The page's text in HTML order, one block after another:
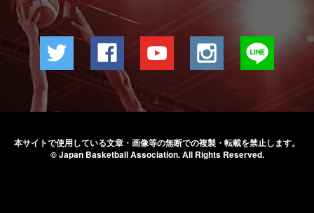
本サイトで使用している文章・画像等の無断での複製・転載を禁止します。
© Japan Basketball Association.All Rights Reserved.